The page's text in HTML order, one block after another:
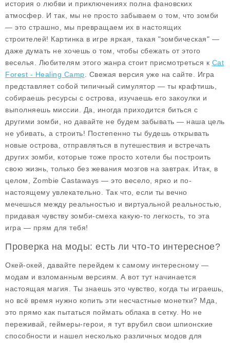
история о любви и приключениях полна фановских
атмосфер. И так, мы не просто забываем о том, что зомби
— это страшно, мы превращаем их в настоящих
строителей! Картинка в игре яркая, такая "зомбическая" —
даже думать не хочешь о том, чтобы сбежать от этого
веселья. Любителям этого жанра стоит присмотреться к Cat
Forest - Healing Camp . Свежая версия уже на сайте. Игра
представляет собой типичный симулятор — ты крафтишь,
собираешь ресурсы с острова, изучаешь его закоулки и
выполняешь миссии. Да, иногда приходится биться с
другими зомби, но давайте не будем забывать — наша цель
не убивать, а строить! Постепенно ты будешь открывать
новые острова, отправляться в путешествия и встречать
других зомби, которые тоже просто хотели бы построить
свою жизнь, только без жевания мозгов на завтрак. Итак, в
целом, Zombie Castaways — это весело, ярко и по-
настоящему увлекательно. Так что, если ты вечно
мечешься между реальностью и виртуальной реальностью,
придавая чувству зомби-смеха какую-то легкость, то эта
игра — прям для тебя!
Проверка на моды: есть ли что-то интересное?
Окей-окей, давайте перейдем к самому интересному —
модам и взломанным версиям. А вот тут начинается
настоящая магия. Ты знаешь это чувство, когда ты играешь,
но всё время нужно копить эти несчастные монетки? Мда,
это прямо как пытаться поймать облака в сетку. Но не
переживай, геймеры-герои, я тут врубил свои шпионские
способности и нашел несколько различных модов для